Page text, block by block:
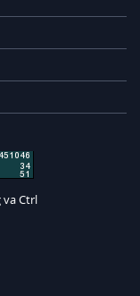
Ctrl